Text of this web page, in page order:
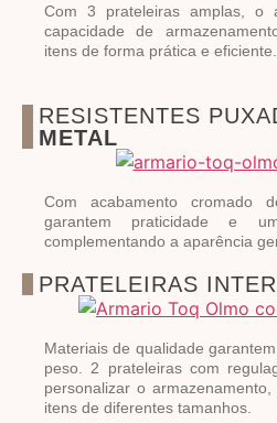
Com 3 prateleiras amplas, o
capacidade de
itens de forma prática e eficiente.
RESISTENTES
METAL
Com acabamento cromado
garantem praticidade e
complementando a aparência
PRATELEIRAS
Materiais de qualidade
peso. 2 prateleiras com
personalizar o
itens de diferentes tamanhos.